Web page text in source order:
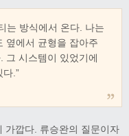
는 방식에서 온다. 나는
옆에서 균형을 잡아주
그 시스템이 있었기에
.”
가깝다. 류승완의 질문이자